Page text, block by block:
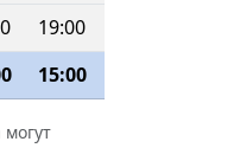
19:00
15:00